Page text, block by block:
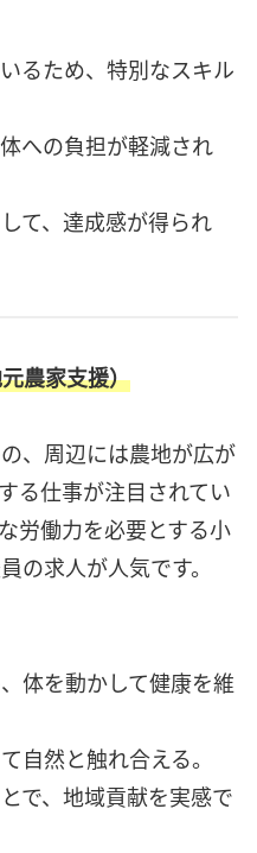
るため、特別なスキル
への負担が軽減され
て、達成感が得られ
農家支援）
、周辺には農地が広が
る仕事が注目されてい
労働力を必要とする小
の求人が人気です。
体を動かして健康を維
自然と触れ合える。
で、地域貢献を実感で